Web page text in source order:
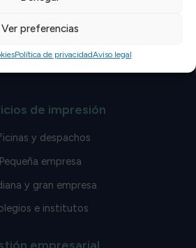
Ver preferencias
Política de privacidadAviso legal
de impresión
y despachos
Pequeña empresa
y gran empresa
e institutos